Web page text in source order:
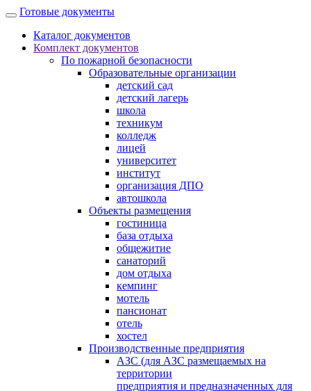
Готовые документы
Каталог документов
Комплект документов
По пожарной безопасности
Образовательные организации
детский сад
детский лагерь
школа
техникум
колледж
лицей
университет
институт
организация ДПО
автошкола
Объекты размещения
гостиница
база отдыха
общежитие
санаторий
дом отдыха
кемпинг
мотель
пансионат
отель
хостел
Производственные предприятия
АЗС (для АЗС размещаемых на
территории
предприятия и предназначенных для